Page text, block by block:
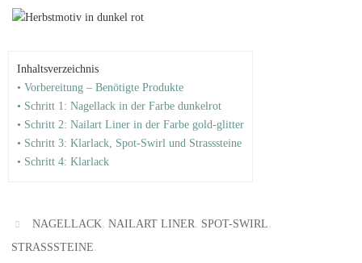
Inhaltsverzeichnis
• Vorbereitung – Benötigte Produkte
• Schritt 1: Nagellack in der Farbe dunkelrot
• Schritt 2: Nailart Liner in der Farbe gold-glitter
• Schritt 3: Klarlack, Spot-Swirl und Strasssteine
• Schritt 4: Klarlack
NAGELLACK,NAILART LINER, SPOT-SWIRL,
STRASSSTEINE